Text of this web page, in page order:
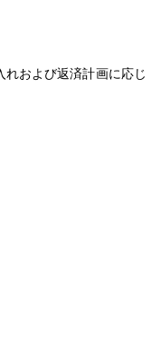
および返済計画に応じ